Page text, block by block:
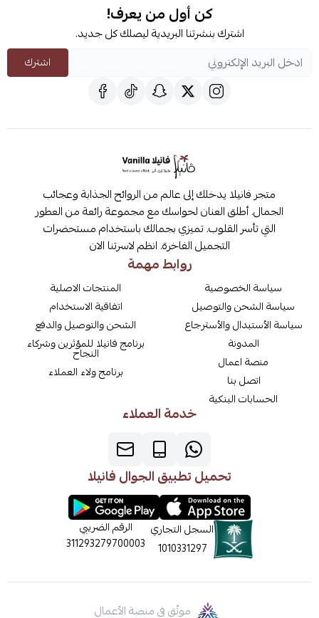
كن أول من يعرف!
اشترك بنشرتنا البريدية ليصلك كل جديد.
اشترك
متجر فانيلا يدخلك إلى عالم من الروائح الجذابة وعجائب
الجمال. أطلق العنان لحواسك مع مجموعة رائعة من العطور
التي تأسر القلوب. تميزي بجمالك باستخدام مستحضرات
التجميل الفاخرة. انظم لاسرتنا الان
روابط مهمة
سياسة الخصوصية
سياسة الشحن والتوصيل
سياسة الأستبدال والأسترجاع
المدونة
منصة اعمال
اتصل بنا
الحسابات البنكية
المنتجات الاصلية
اتفاقية الاستخدام
الشحن والتوصيل والدفع
برنامج فانيلا للمؤثرين وشركاء
النجاح
برنامج ولاء العملاء
خدمة العملاء
تحميل تطبيق الجوال فانيلا
السجل التجاري
1010331297
الرقم الضريبي
311293279700003
موثّق في منصة الأعمال